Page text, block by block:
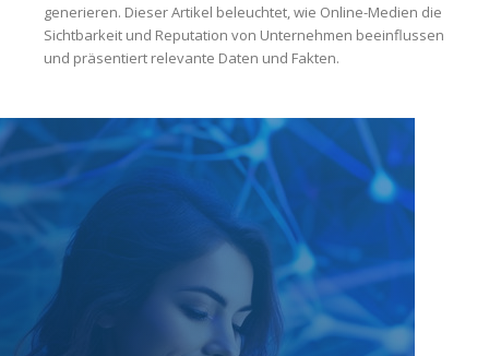
generieren. Dieser Artikel beleuchtet, wie Online-Medien die
Sichtbarkeit und Reputation von Unternehmen beeinflussen
und präsentiert relevante Daten und Fakten.